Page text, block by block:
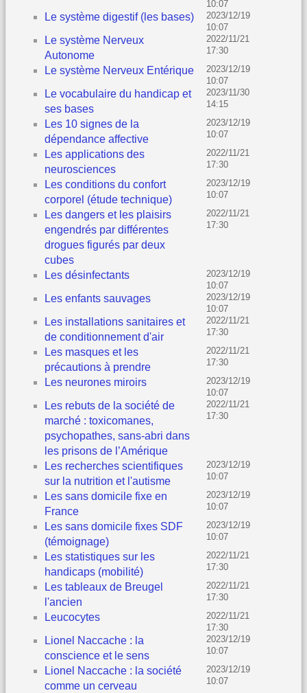
10:07
Le système digestif (les bases)
2023/12/19
10:07
Le système Nerveux
Autonome
2022/11/21
17:30
Le système Nerveux Entérique
2023/12/19
10:07
Le vocabulaire du handicap et
ses bases
2023/11/30
14:15
Les 10 signes de la
dépendance affective
2023/12/19
10:07
Les applications des
neurosciences
2022/11/21
17:30
Les conditions du confort
corporel (étude technique)
2023/12/19
10:07
Les dangers et les plaisirs
engendrés par différentes
drogues figurés par deux
cubes
2022/11/21
17:30
Les désinfectants
2023/12/19
10:07
Les enfants sauvages
2023/12/19
10:07
Les installations sanitaires et
de conditionnement d'air
2022/11/21
17:30
Les masques et les
précautions à prendre
2022/11/21
17:30
Les neurones miroirs
2023/12/19
10:07
Les rebuts de la société de
marché : toxicomanes,
psychopathes, sans-abri dans
les prisons de l’Amérique
2022/11/21
17:30
Les recherches scientifiques
sur la nutrition et l'autisme
2023/12/19
10:07
Les sans domicile fixe en
France
2023/12/19
10:07
Les sans domicile fixes SDF
(témoignage)
2023/12/19
10:07
Les statistiques sur les
handicaps (mobilité)
2022/11/21
17:30
Les tableaux de Breugel
l'ancien
2022/11/21
17:30
Leucocytes
2022/11/21
17:30
Lionel Naccache : la
conscience et le sens
2023/12/19
10:07
Lionel Naccache : la société
comme un cerveau
2023/12/19
10:07